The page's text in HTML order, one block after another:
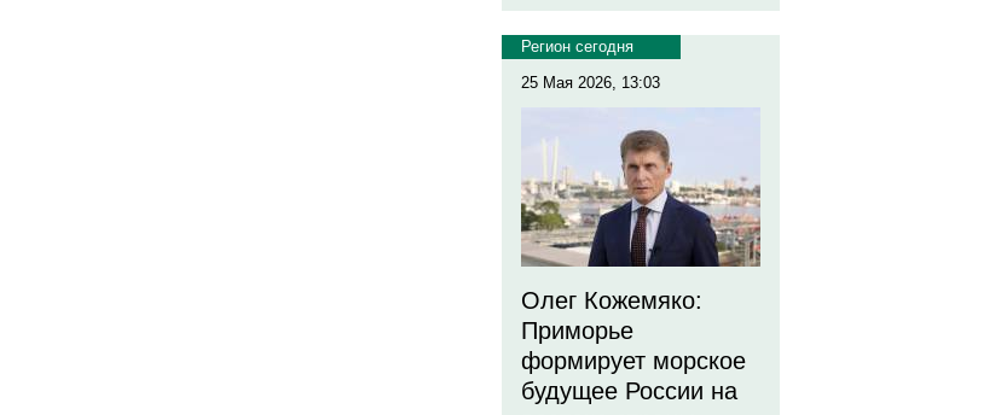
Регион сегодня
25 Мая 2026, 13:03
Олег Кожемяко:
Приморье
формирует морское
будущее России на